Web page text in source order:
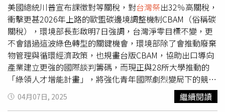
美國總統川普宣布課徵對等關稅，對台灣祭出32％高關稅，
衝擊更甚2026年上路的歐盟碳邊境調整機制CBAM（俗稱碳
關稅），環境部長彭啟明7日強調，台灣淨零目標不變，更
不會錯過這波綠色轉型的關鍵機會，環境部除了會推動廢棄
物管理與循環經濟政策，也規畫台版CBAM，協助出口導向
產業建立更強的國際談判籌碼，而現正與28所大學推動的
「綠領人才增能計畫」，將強化青年國際劇烈變局下的競爭
力。彭啟明7日下午出席「Taiwan in the World：
Sustainability Breakthrough ＆ Responsible Investment
04月07日, 2025 繼續閱讀